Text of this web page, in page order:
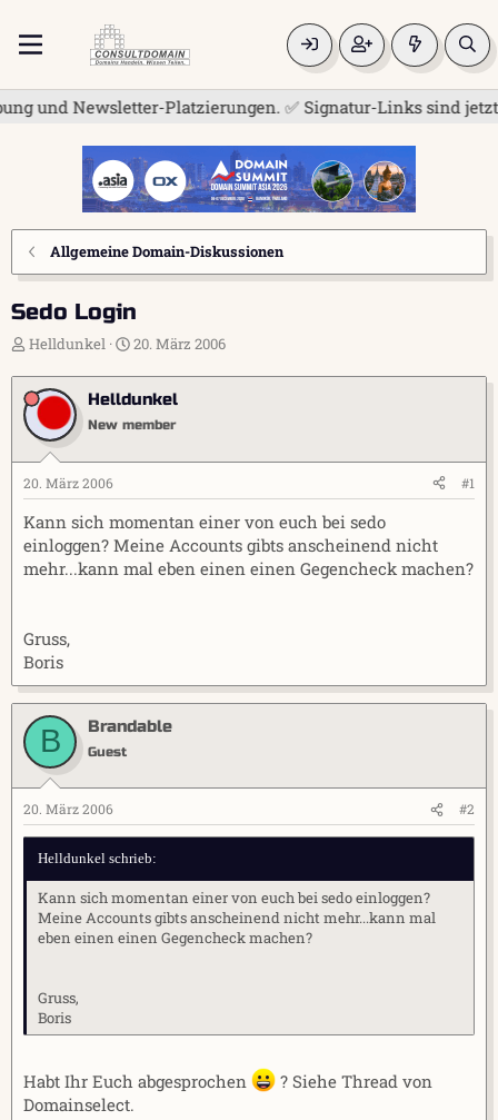
Newsletter-Platzierungen. ✅ Signatur-Links sind jetzt
Allgemeine Domain-Diskussionen
Sedo Login
E
s
t
e
l
e
r
Helldunkel
E
s
t
e
l
a
m
20. März 2006
Helldunkel
New member
20. März 2006 #1
Kann sich momentan einer von euch bei sedo
einloggen? Meine Accounts gibts anscheinend nicht
mehr...kann mal eben einen einen Gegencheck machen?
Gruss,
Boris
B Brandable
Guest
20. März 2006 #2
Helldunkel schrieb:
Kann sich momentan einer von euch bei sedo einloggen?
Meine Accounts gibts anscheinend nicht mehr...kann mal
eben einen einen Gegencheck machen?
Gruss,
Boris
Habt Ihr Euch abgesprochen
? Siehe Thread von
Domainselect.